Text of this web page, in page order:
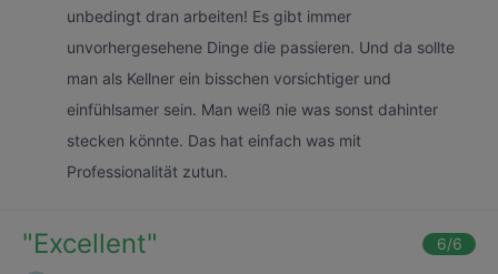
unbedingt dran arbeiten! Es gibt immer
unvorhergesehene Dinge die passieren. Und da sollte
man als Kellner ein bisschen vorsichtiger und
einfühlsamer sein. Man weiß nie was sonst dahinter
stecken könnte. Das hat einfach was mit
Professionalität zutun.
"Excellent" 6/6